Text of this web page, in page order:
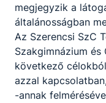
megjegyzik a
általánosságban
Az Szerencsi SzC
Szakgimnázium
következő
azzal
-annak